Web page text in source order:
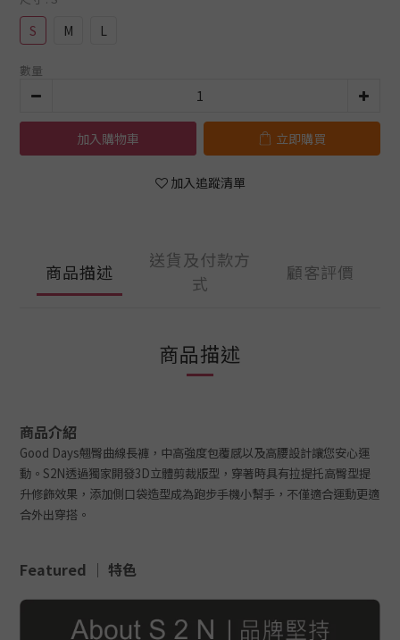
S M L
數量
加入購物車 立即購買
加入追蹤清單
商品描述
送貨及付款方
式
顧客評價
商品描述
商品介紹
Good Days翹臀曲線長褲，中高強度包覆感以及高腰設計讓您安心運
動。S2N透過獨家開發3D立體剪裁版型，穿著時具有拉提托高臀型提
升修飾效果，添加側口袋造型成為跑步手機小幫手，不僅適合運動更適
合外出穿搭。
Featured │ 特色